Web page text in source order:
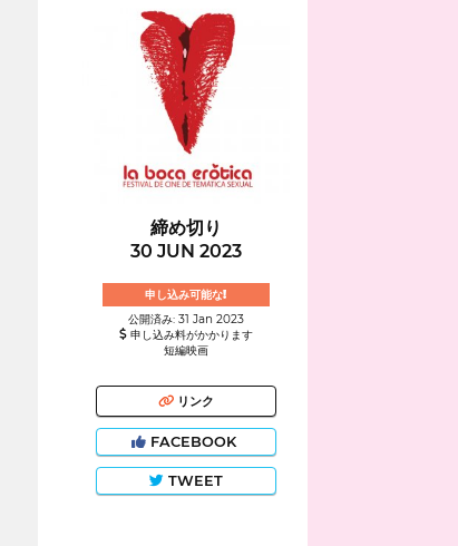
締め切り
30 JUN 2023
申し込み可能な!
公開済み: 31 Jan 2023
申し込み料がかかります
短編映画
リンク
FACEBOOK
TWEET